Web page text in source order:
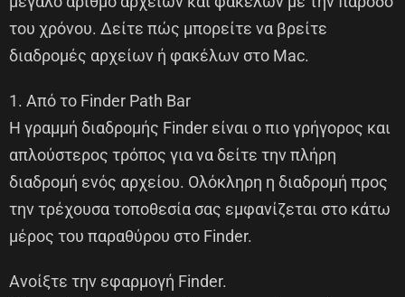
του χρόνου. Δείτε πώς μπορείτε να βρείτε
διαδρομές αρχείων ή φακέλων στο Mac.
1. Από το Finder Path Bar
Η γραμμή διαδρομής Finder είναι ο πιο γρήγορος και
απλούστερος τρόπος για να δείτε την πλήρη
διαδρομή ενός αρχείου. Ολόκληρη η διαδρομή προς
την τρέχουσα τοποθεσία σας εμφανίζεται στο κάτω
μέρος του παραθύρου στο Finder.
Ανοίξτε την εφαρμογή Finder.